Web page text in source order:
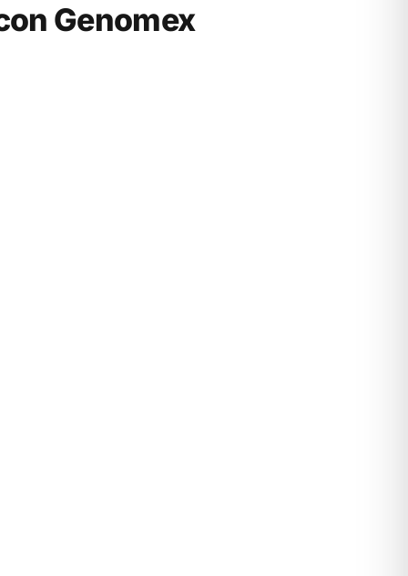
Genomex